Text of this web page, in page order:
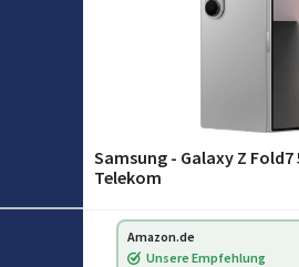
Samsung - Galaxy Z Fold7
Telekom
Amazon.de
Unsere Empfehlung